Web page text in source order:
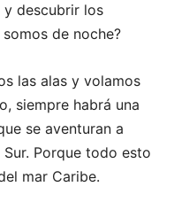
descubrir los
de noche?
las alas y volamos
siempre habrá una
se aventuran a
Porque todo esto
mar Caribe.